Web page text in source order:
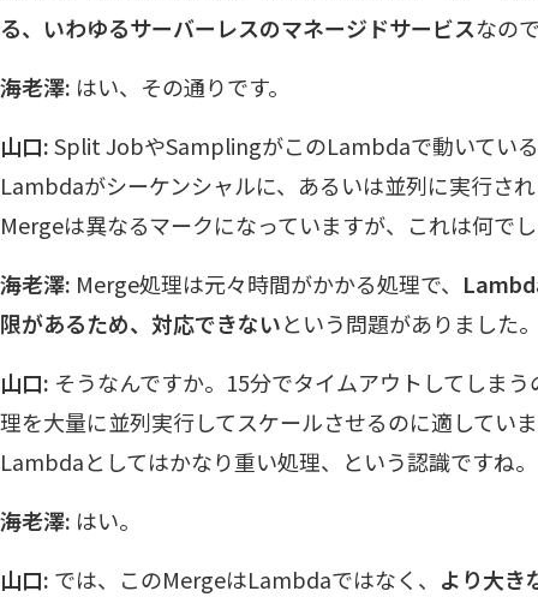
る、いわゆるサーバーレスのマネージドサービスなの
海老澤: はい、その通りです。
山口:Split JobやSamplingがこのLambdaで動いてい
Lambdaがシーケンシャルに、あるいは並列に実行さ
Mergeは異なるマークになっていますが、これは何で
海老澤: Merge処理は元々時間がかかる処理で、
限があるため、対応できないという問題がありました
山口: そうなんですか。15分でタイムアウトしてしま
理を大量に並列実行してスケールさせるのに適してい
Lambdaとしてはかなり重い処理、という認識ですね。
海老澤: はい。
山口: では、このMergeはLambdaではなく、 より大き